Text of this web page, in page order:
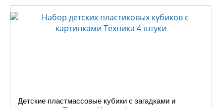
Детские пластмассовые кубики с загадками и